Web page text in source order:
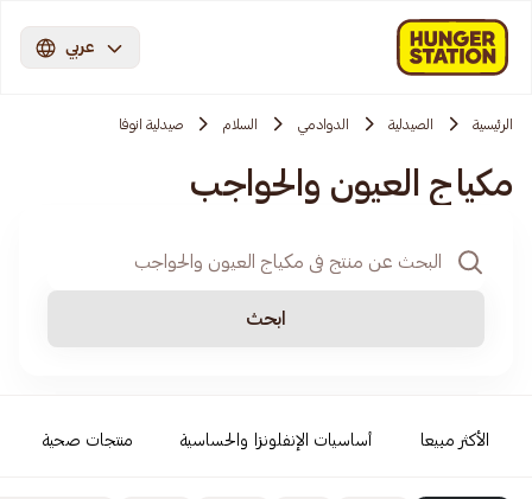
عربي
الرئيسية الصيدلية الدوادمي السلام صيدلية انوفا
مكياج العيون والحواجب
ابحث
الأكثر مبيعا أساسيات الإنفلونزا والحساسية منتجات صحية